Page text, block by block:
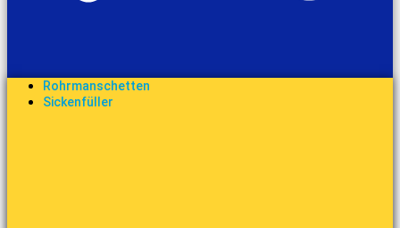
Rohrmanschetten
Sickenfüller